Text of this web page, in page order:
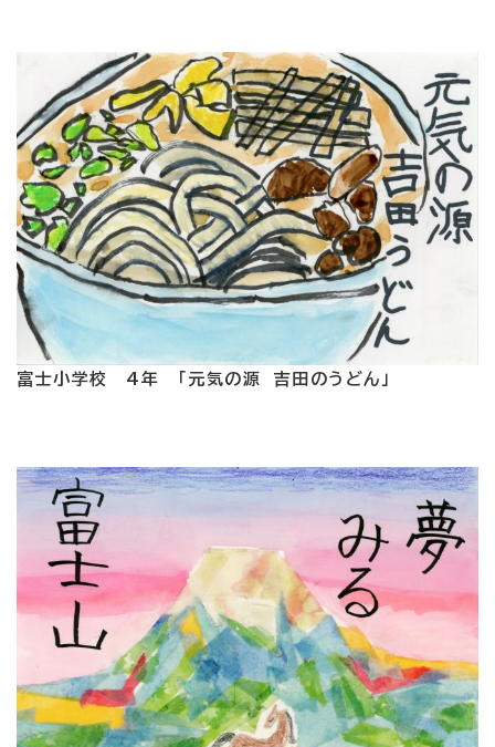
富士小学校 4年 「元気の源 吉田のうどん」